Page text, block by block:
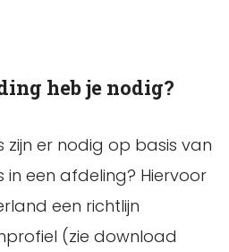
heb je nodig?
zijn er nodig op basis van
een afdeling? Hiervoor
een richtlijn
(zie download